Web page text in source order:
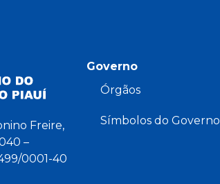
Freire,
–
0001-40
Governo
Órgãos
Símbolos do Governo